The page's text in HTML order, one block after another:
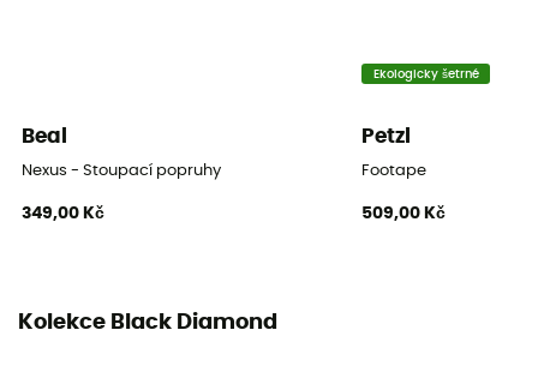
Beal
Nexus - Stoupací popruhy
349,00 Kč
Ekologicky šetrné
Petzl
Footape
509,00 Kč
Kolekce Black Diamond